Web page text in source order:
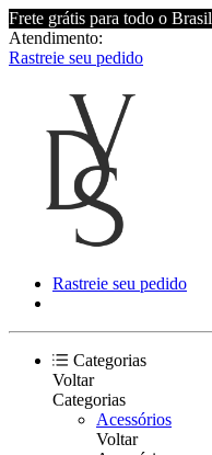
Frete grátis para todo o Brasil
Atendimento:
Rastreie seu pedido
Rastreie seu pedido
Categorias
Voltar
Categorias
Acessórios
Voltar